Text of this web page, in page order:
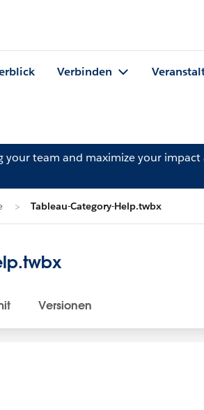
Verbinden
your team and maximize your impact
Tableau-Category-Help.twbx
Versionen